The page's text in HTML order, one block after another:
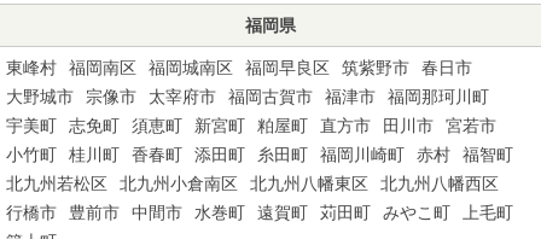
福岡県
東峰村 福岡南区 福岡城南区 福岡早良区 筑紫野市
春日市
大野城市
宗像市 太宰府市 福岡古賀市 福津市
福岡那珂川町
宇美町
志免町 須恵町 新宮町 粕屋町 直方市 田川市
宮若市
小竹町
桂川町 香春町 添田町 糸田町 福岡川崎町 赤村
福智町
北九州若松区
北九州小倉南区 北九州八幡東区
北九州八幡西区
行橋市
豊前市 中間市 水巻町 遠賀町 苅田町 みやこ町
上毛町